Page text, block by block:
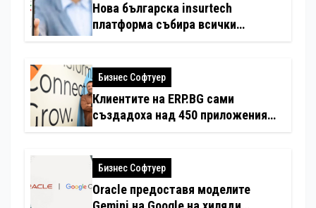
Нова българска insurtech
платформа събира всички
Бизнес Софтуер
Клиентите на ERP.BG сами
създадоха над 450 приложения
интелект
Бизнес Софтуер
Oracle предоставя моделите